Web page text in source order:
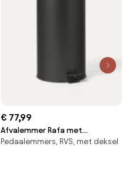
€ 77,99
Afvalemmer Rafa met
pedaalfunctie, 30 L
Pedaalemmers, RVS, met deksel